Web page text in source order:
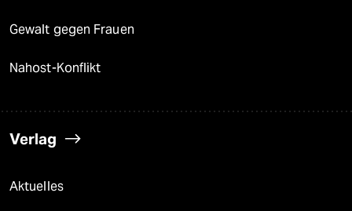
Gewalt gegen Frauen
Nahost-Konflikt
Verlag
Aktuelles